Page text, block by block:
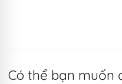
Có thể bạn muốn